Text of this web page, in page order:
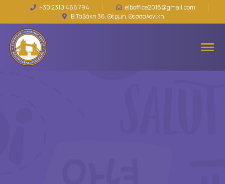
+30 2310 466 794
elboffice2018@gmail.com
Β.Ταβάκη 36, Θέρμη, Θεσσαλονίκη